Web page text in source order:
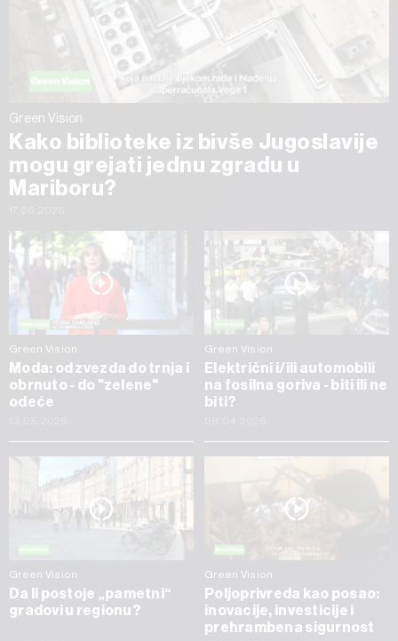
Green Vision
Kako biblioteke iz bivše Jugoslavije
mogu grejati jednu zgradu u
Mariboru?
Green Vision
Moda: od zvezda do trnja i
obrnuto - do "zelene"
odeće
Green Vision
Električni i/ili automobili
na fosilna goriva - biti ili ne
biti?
Green Vision
Da li postoje „pametni“
gradovi u regionu?
Green Vision
Poljoprivreda kao posao:
inovacije, investicije i
prehrambena sigurnost